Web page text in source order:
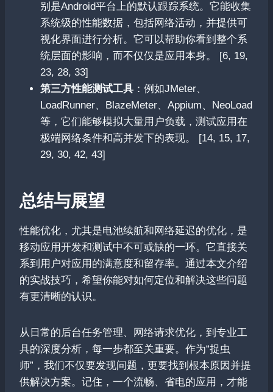
别是Android平台上的默认跟踪系统。它能收集
系统级的性能数据，包括网络活动，并提供可
视化界面进行分析。它可以帮助你看到整个系
统层面的影响，而不仅仅是应用本身。 [6, 19,
23, 28, 33]
第三方性能测试工具 ：例如JMeter、
LoadRunner、BlazeMeter、Appium、NeoLoad
等，它们能够模拟大量用户负载，测试应用在
极端网络条件和高并发下的表现。 [14, 15, 17,
29, 30, 42, 43]
总结与展望
性能优化，尤其是电池续航和网络延迟的优化，是
移动应用开发和测试中不可或缺的一环。它直接关
系到用户对应用的满意度和留存率。通过本文介绍
的实战技巧，希望你能对如何定位和解决这些问题
有更清晰的认识。
从日常的后台任务管理、网络请求优化，到专业工
具的深度分析，每一步都至关重要。作为“捉虫
师”，我们不仅要发现问题，更要找到根本原因并提
供解决方案。记住，一个流畅、省电的应用，才能